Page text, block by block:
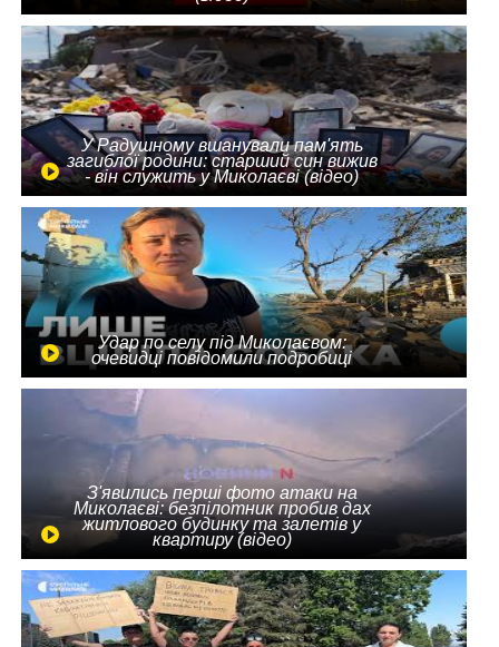
У Радушному вшанували пам'ять
загиблої родини: старший син вижив
- він служить у Миколаєві (відео)
Удар по селу під Миколаєвом:
очевидці повідомили подробиці
З'явились перші фото атаки на
Миколаєві: безпілотник пробив дах
житлового будинку та залетів у
квартиру (відео)